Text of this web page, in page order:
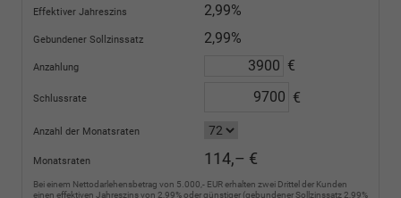
Effektiver Jahreszins 2,99%
Gebundener Sollzinssatz 2,99%
Anzahlung €
Schlussrate €
Anzahl der Monatsraten
Monatsraten 114,– €
Bei einem Nettodarlehensbetrag von 5.000,- EUR erhalten zwei Drittel der Kunden
einen effektiven Jahreszins von 2,99% oder günstiger (gebundener Sollzinssatz 2,99%